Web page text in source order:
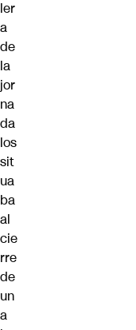
ler
a
de
la
jor
na
da
los
sit
ua
ba
al
cie
rre
de
un
a